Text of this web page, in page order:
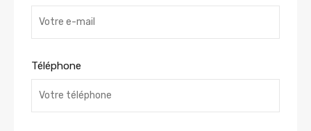
Téléphone